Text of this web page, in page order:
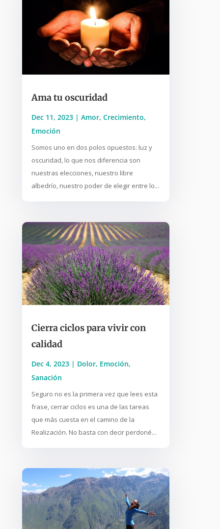
Ama tu oscuridad
Dec 11, 2023| Amor, Crecimiento,
Emoción
Somos uno en dos polos opuestos: luz y
oscuridad, lo que nos diferencia son
nuestras elecciones, nuestro libre
albedrío, nuestro poder de elegir entre lo...
Cierra ciclos para vivir con
calidad
Dec 4, 2023| Dolor, Emoción,
Sanación
Seguro no es la primera vez que lees esta
frase, cerrar ciclos es una de las tareas
que más cuesta en el camino de la
Realización. No basta con decir perdoné...